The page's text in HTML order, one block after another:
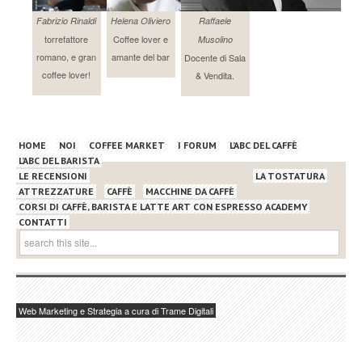
Fabrizio Rinaldi
torrefattore
romano, e gran
coffee lover!
Helena Oliviero
Coffee lover e
amante del bar
Raffaele
Musolino
Docente di Sala
& Vendita.
HOME NOI COFFEE MARKET I FORUM
L’ABC DEL CAFFÈ
L’ABC DEL BARISTA
LE RECENSIONI
ATTREZZATURE
CAFFÈ MACCHINE DA CAFFÈ
LA TOSTATURA
CORSI DI CAFFÈ, BARISTA E LATTE ART CON ESPRESSO ACADEMY
CONTATTI
Web Marketing e Strategia a cura di Trame Digitali